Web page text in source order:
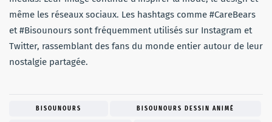
même les réseaux sociaux. Les hashtags comme #CareBears
et #Bisounours sont fréquemment utilisés sur Instagram et
Twitter, rassemblant des fans du monde entier autour de leur
nostalgie partagée.
BISOUNOURS BISOUNOURS DESSIN ANIMÉ